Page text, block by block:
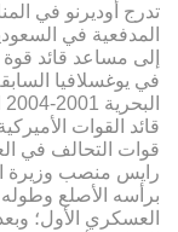
تدرج أوديرنو في
إلى مساعد قائد
رايس منصب وزيرة